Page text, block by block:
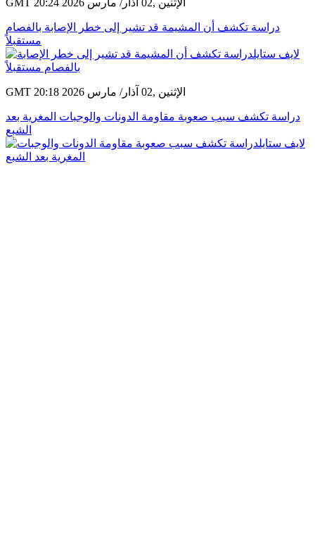
GMT 20:24 2026 الإثنين ,02 آذار/ مارس
دراسة تكشف أن المشيمة قد تشير إلى خطر الإصابة بالفصام
مستقبلاً
GMT 20:18 2026 الإثنين ,02 آذار/ مارس
دراسة تكشف سبب صعوبة مقاومة الدونات والوجبات المغرية بعد
الشبع